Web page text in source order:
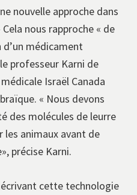
nouvelle approche dans
nous rapproche « de
d’un médicament
professeur Karni de
Israël Canada
« Nous devons
des molécules de leurre
les animaux avant de
précise Karni.
cette technologie